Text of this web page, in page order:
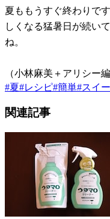
夏ももうすぐ終わりで
しくなる猛暑日が続い
ね。
（小林麻美＋アリシー編
#夏#レシピ#簡単#スイ
関連記事